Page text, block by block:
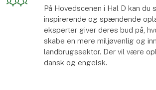
På Hovedscenen i Hal D kan du
inspirerende og spændende
eksperter giver deres bud på,
skabe en mere miljøvenlig og
landbrugssektor. Der vil være
dansk og engelsk.